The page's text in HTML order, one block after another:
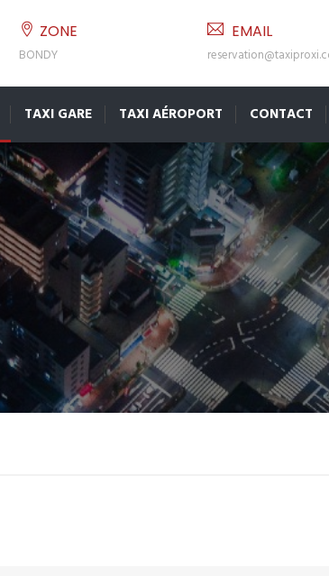
ZONE
BONDY
EMAIL
TAXI GARE TAXI AÉROPORT CONTACT